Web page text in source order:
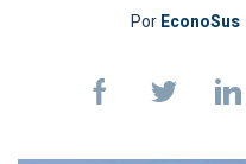
PorEconoSus